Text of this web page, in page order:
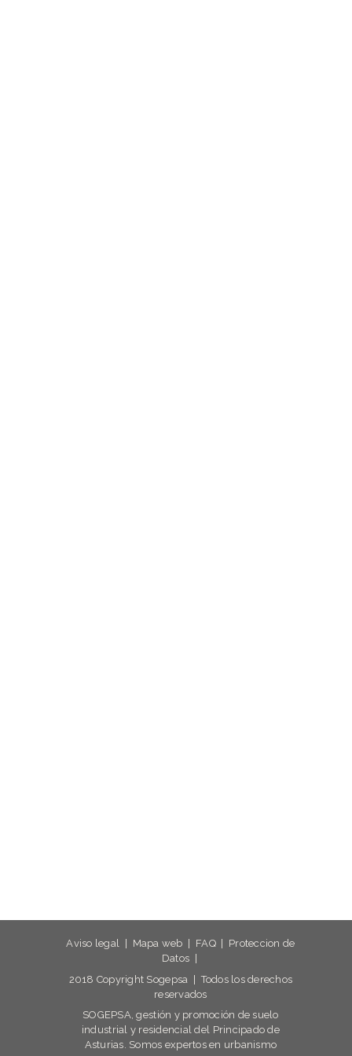
Aviso legal Mapa web FAQ| Proteccion de
Datos
2018 Copyright Sogepsa | Todos los derechos
reservados
SOGEPSA, gestión y promoción de suelo
industrial y residencial del Principado de
Asturias. Somos expertos en urbanismo